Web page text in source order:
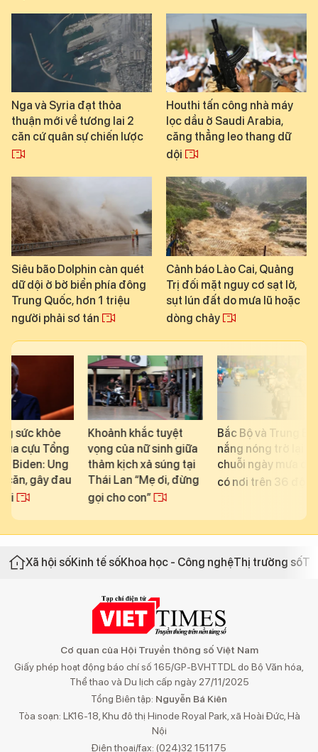
Nga và Syria đạt thỏa
thuận mới về tương lai 2
căn cứ quân sự chiến lược
Houthi tấn công nhà máy
lọc dầu ở Saudi Arabia,
căng thẳng leo thang dữ
dội
Siêu bão Dolphin càn quét
dữ dội ở bờ biển phía đông
Trung Quốc, hơn 1 triệu
người phải sơ tán
Cảnh báo Lào Cai, Quảng
Trị đối mặt nguy cơ sạt lở,
sụt lún đất do mưa lũ hoặc
dòng chảy
Khoảnh khắc tuyệt
vọng của nữ sinh giữa
thảm kịch xả súng tại
Thái Lan “Mẹ ơi, đừng
gọi cho con”
Bắc Bộ và Trung Bộ
nắng nóng trở lại sau
chuỗi ngày mưa dông,
có nơi trên 36 độ C
Xã hội sốKinh tế sốKhoa học - Công nghệThị trường số
Cơ quan của Hội Truyền thông số Việt Nam
Giấy phép hoạt động báo chí số 165/GP-BVHTTDL do Bộ Văn hóa,
Thể thao và Du lịch cấp ngày 27/11/2025
Tổng Biên tập: Nguyễn Bá Kiên
Tòa soạn: LK16-18, Khu đô thị Hinode Royal Park, xã Hoài Đức, Hà
Nội
Điện thoại/fax: (024)32 151175